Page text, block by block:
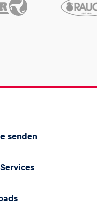
senden